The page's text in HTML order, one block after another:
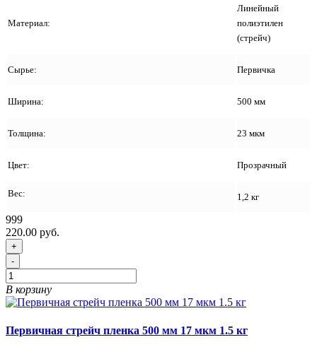
Материал:
Линейный
полиэтилен
(стрейч)
Сырье: Первичка
Ширина: 500 мм
Толщина: 23 мкм
Цвет: Прозрачный
Вес: 1,2 кг
999
220.00 руб.
+
-
В корзину
Первичная стрейч пленка 500 мм 17 мкм 1.5 кг